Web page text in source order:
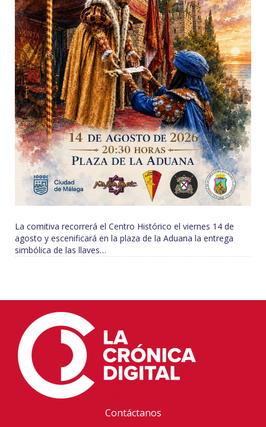
La comitiva recorrerá el Centro Histórico el viernes 14 de
agosto y escenificará en la plaza de la Aduana la entrega
simbólica de las llaves…
Contáctanos